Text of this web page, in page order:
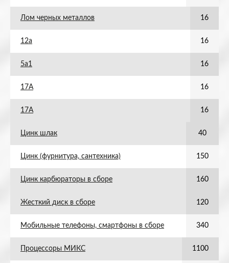
Лом черных металлов 16
12а 16
5а1 16
17А 16
17А 16
Цинк шлак 40
Цинк (фурнитура, сантехника) 150
Цинк карбюраторы в сборе 160
Жесткий диск в сборе 120
Мобильные телефоны, смартфоны в сборе 340
Процессоры МИКС 1100